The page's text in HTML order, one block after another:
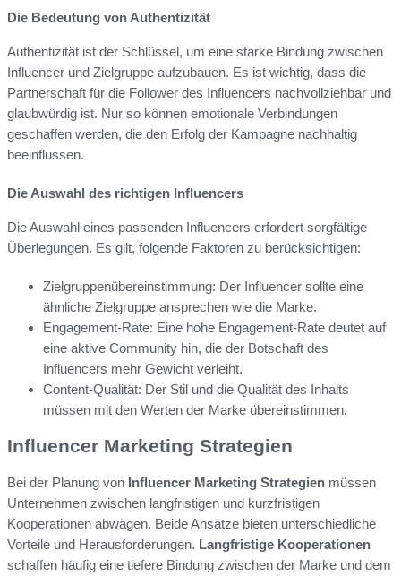
Die Bedeutung von Authentizität
Authentizität ist der Schlüssel, um eine starke Bindung zwischen
Influencer und Zielgruppe aufzubauen. Es ist wichtig, dass die
Partnerschaft für die Follower des Influencers nachvollziehbar und
glaubwürdig ist. Nur so können emotionale Verbindungen
geschaffen werden, die den Erfolg der Kampagne nachhaltig
beeinflussen.
Die Auswahl des richtigen Influencers
Die Auswahl eines passenden Influencers erfordert sorgfältige
Überlegungen. Es gilt, folgende Faktoren zu berücksichtigen:
Zielgruppenübereinstimmung: Der Influencer sollte eine
ähnliche Zielgruppe ansprechen wie die Marke.
Engagement-Rate: Eine hohe Engagement-Rate deutet auf
eine aktive Community hin, die der Botschaft des
Influencers mehr Gewicht verleiht.
Content-Qualität: Der Stil und die Qualität des Inhalts
müssen mit den Werten der Marke übereinstimmen.
Influencer Marketing Strategien
Bei der Planung von Influencer Marketing Strategien müssen
Unternehmen zwischen langfristigen und kurzfristigen
Kooperationen abwägen. Beide Ansätze bieten unterschiedliche
Vorteile und Herausforderungen. Langfristige Kooperationen
schaffen häufig eine tiefere Bindung zwischen der Marke und dem